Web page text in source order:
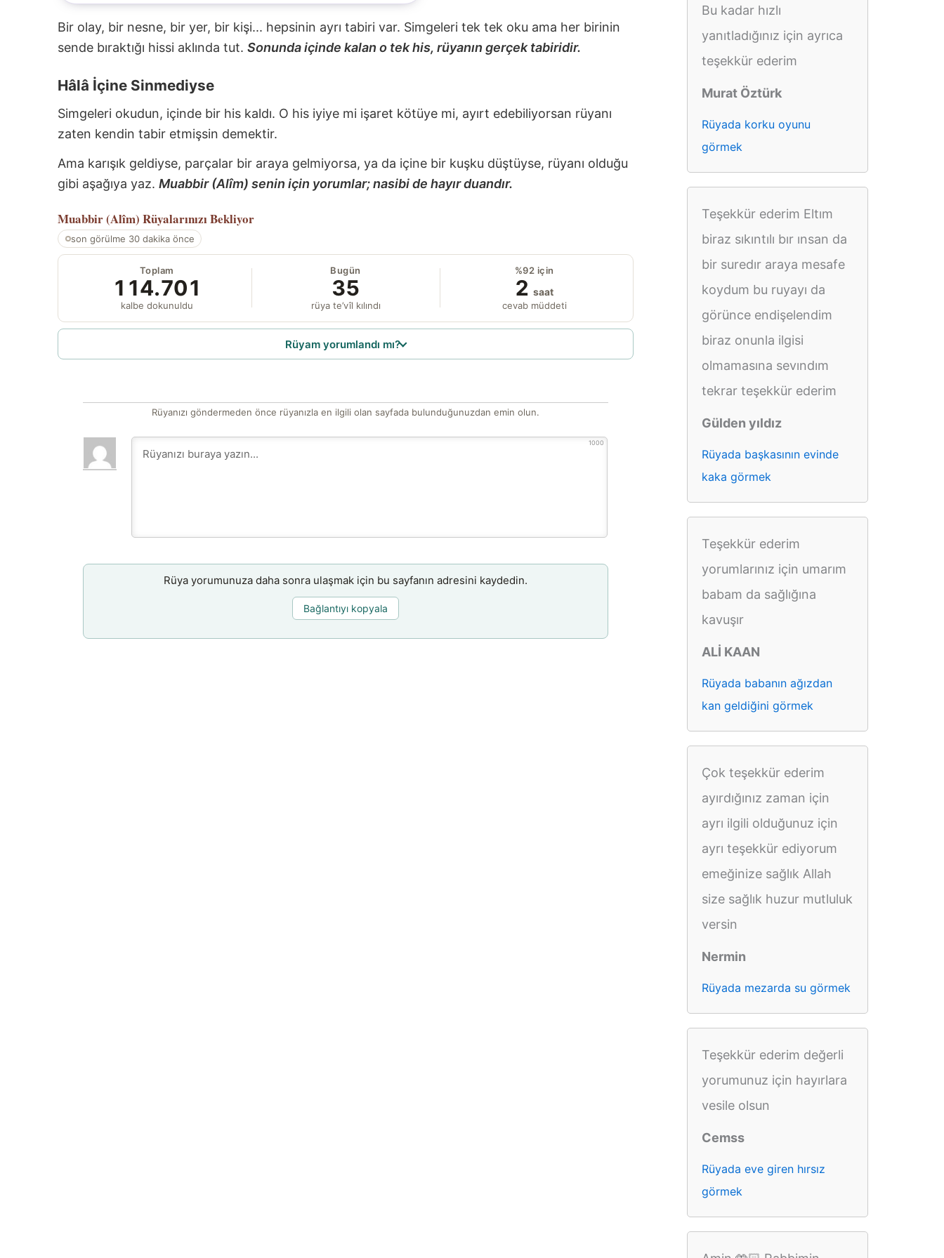
Bir olay, bir nesne, bir yer, bir kişi... hepsinin ayrı tabiri var. Simgeleri tek tek oku ama her birinin
sende bıraktığı hissi aklında tut. Sonunda içinde kalan o tek his, rüyanın gerçek tabiridir.
Hâlâ İçine Sinmediyse
Simgeleri okudun, içinde bir his kaldı. O his iyiye mi işaret kötüye mi, ayırt edebiliyorsan rüyanı
zaten kendin tabir etmişsin demektir.
Ama karışık geldiyse, parçalar bir araya gelmiyorsa, ya da içine bir kuşku düştüyse, rüyanı olduğu
gibi aşağıya yaz. Muabbir (Alîm) senin için yorumlar; nasibi de hayır duandır.
Muabbir (Alîm) Rüyalarınızı Bekliyor
son görülme 30 dakika önce
Toplam
114.701
kalbe dokunuldu
Bugün
35
rüya te’vîl kılındı
%92 için
2 saat
cevab müddeti
Rüyam yorumlandı mı?
Rüyanızı göndermeden önce rüyanızla en ilgili olan sayfada bulunduğunuzdan emin olun.
1000
Rüya yorumunuza daha sonra ulaşmak için bu sayfanın adresini kaydedin.
Bağlantıyı kopyala
Bu kadar hızlı
yanıtladığınız için ayrıca
teşekkür ederim
Murat Öztürk
Rüyada korku oyunu
görmek
Teşekkür ederim Eltım
biraz sıkıntılı bır ınsan da
bir suredır araya mesafe
koydum bu ruyayı da
görünce endişelendim
biraz onunla ilgisi
olmamasına sevındım
tekrar teşekkür ederim
Gülden yıldız
Rüyada başkasının evinde
kaka görmek
Teşekkür ederim
yorumlarınız için umarım
babam da sağlığına
kavuşır
ALİ KAAN
Rüyada babanın ağızdan
kan geldiğini görmek
Çok teşekkür ederim
ayırdığınız zaman için
ayrı ilgili olduğunuz için
ayrı teşekkür ediyorum
emeğinize sağlık Allah
size sağlık huzur mutluluk
versin
Nermin
Rüyada mezarda su görmek
Teşekkür ederim değerli
yorumunuz için hayırlara
vesile olsun
Cemss
Rüyada eve giren hırsız
görmek